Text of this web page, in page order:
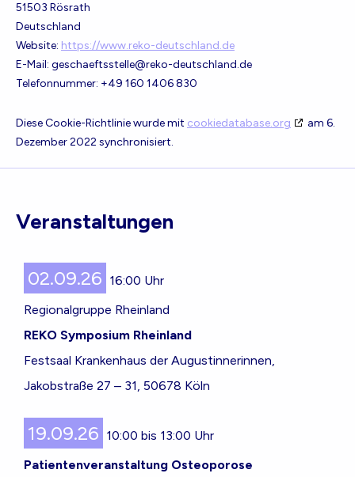
51503 Rösrath
Deutschland
Website: https://www.reko-deutschland.de
E-Mail: geschaeftsstelle@reko-deutschland.de
Telefonnummer: +49 160 1406 830
Diese Cookie-Richtlinie wurde mit cookiedatabase.org
am 6.
Dezember 2022 synchronisiert.
Veranstaltungen
02.09.26 16:00 Uhr
Regionalgruppe Rheinland
REKO Symposium Rheinland
Festsaal Krankenhaus der Augustinnerinnen,
Jakobstraße 27 – 31, 50678 Köln
19.09.26 10:00 bis 13:00 Uhr
Patientenveranstaltung Osteoporose